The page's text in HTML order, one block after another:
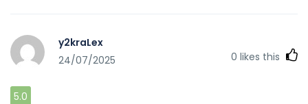
y2kraLex
24/07/2025
0 likes this
5.0